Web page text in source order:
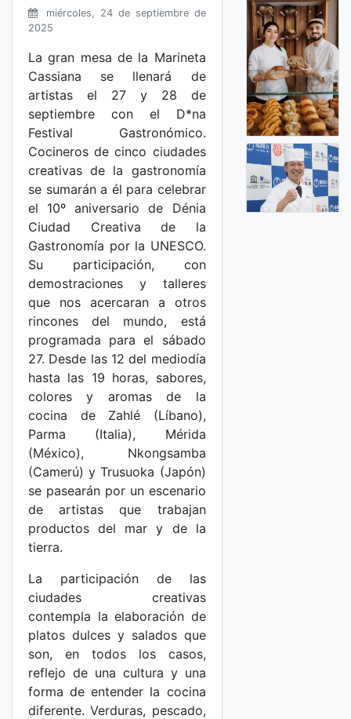
miércoles, 24 de septiembre de
2025
La gran mesa de la Marineta
Cassiana se llenará de
artistas el 27 y 28 de
septiembre con el D*na
Festival Gastronómico.
Cocineros de cinco ciudades
creativas de la gastronomía
se sumarán a él para celebrar
el 10º aniversario de Dénia
Ciudad Creativa de la
Gastronomía por la UNESCO.
Su participación, con
demostraciones y talleres
que nos acercaran a otros
rincones del mundo, está
programada para el sábado
27. Desde las 12 del mediodía
hasta las 19 horas, sabores,
colores y aromas de la
cocina de Zahlé (Líbano),
Parma (Italia), Mérida
(México), Nkongsamba
(Camerú) y Trusuoka (Japón)
se pasearán por un escenario
de artistas que trabajan
productos del mar y de la
tierra.
La participación de las
ciudades creativas
contempla la elaboración de
platos dulces y salados que
son, en todos los casos,
reflejo de una cultura y una
forma de entender la cocina
diferente. Verduras, pescado,